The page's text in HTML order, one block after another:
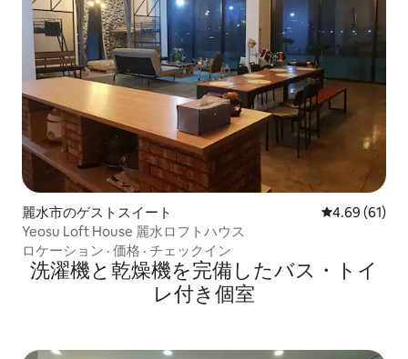
麗水市のゲストスイート レビュー61
4.69 (61)
Yeosu Loft House 麗水ロフトハウス
ロケーション · 価格 · チェックイン
洗濯機と乾燥機を完備したバス・トイ
レ付き個室